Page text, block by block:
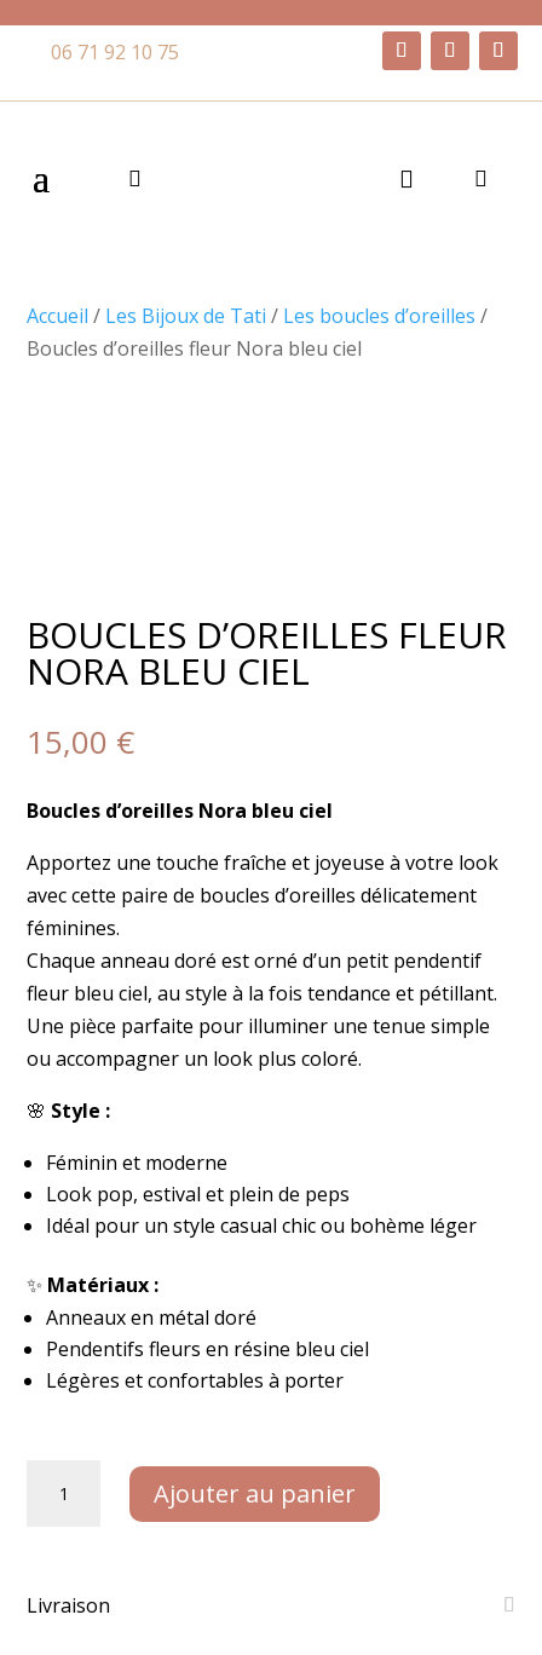
06 71 92 10 75
Accueil / Les Bijoux de Tati / Les boucles d’oreilles /
Boucles d’oreilles fleur Nora bleu ciel
BOUCLES D’OREILLES FLEUR
NORA BLEU CIEL
15,00 €
Boucles d’oreilles Nora bleu ciel
Apportez une touche fraîche et joyeuse à votre look
avec cette paire de boucles d’oreilles délicatement
féminines.
Chaque anneau doré est orné d’un petit pendentif
fleur bleu ciel, au style à la fois tendance et pétillant.
Une pièce parfaite pour illuminer une tenue simple
ou accompagner un look plus coloré.
🌸 Style :
Féminin et moderne
Look pop, estival et plein de peps
Idéal pour un style casual chic ou bohème léger
✨ Matériaux :
Anneaux en métal doré
Pendentifs fleurs en résine bleu ciel
Légères et confortables à porter
fleur
Ajouter au panier
Livraison